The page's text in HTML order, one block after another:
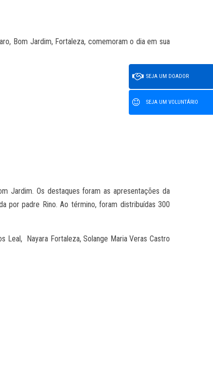
Bom Jardim, Fortaleza, comemoram o dia em sua
Jardim. Os destaques foram as apresentações da
por padre Rino. Ao término, foram distribuídas 300
Leal, Nayara Fortaleza, Solange Maria Veras Castro
SEJA UM DOADOR
SEJA UM VOLUNTÁRIO